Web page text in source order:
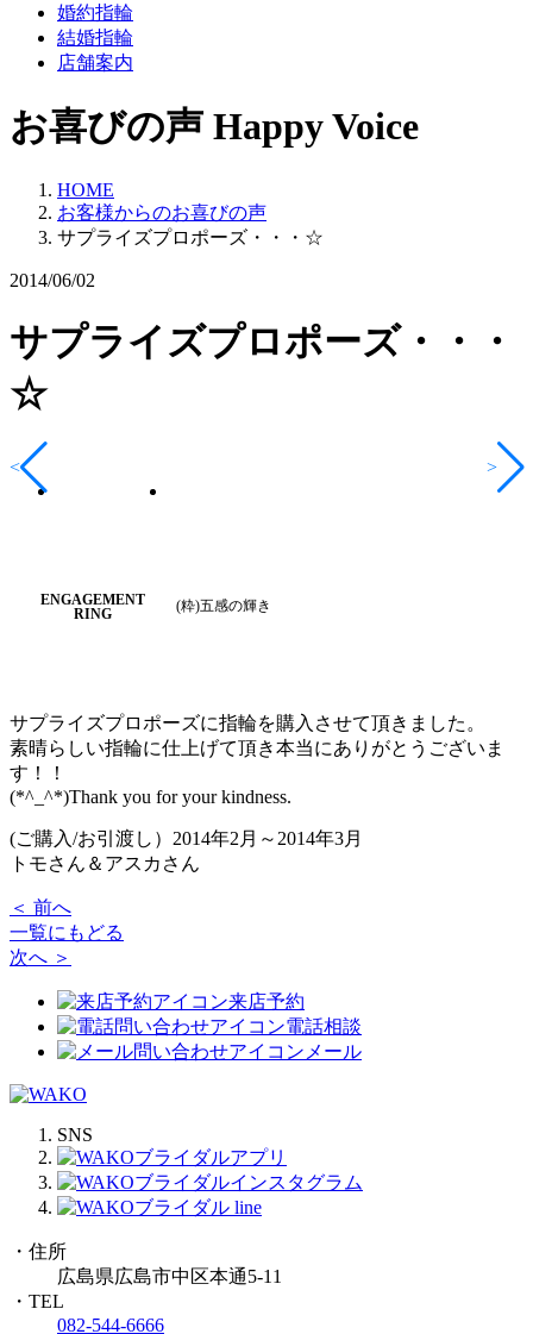
< >
婚約指輪
結婚指輪
店舗案内
お喜びの声 Happy Voice
HOME
お客様からのお喜びの声
サプライズプロポーズ・・・☆
2014/06/02
サプライズプロポーズ・・・
☆
ENGAGEMENT
RING
(粋)五感の輝き
サプライズプロポーズに指輪を購入させて頂きました。
素晴らしい指輪に仕上げて頂き本当にありがとうございま
す！！
(*^_^*)Thank you for your kindness.
(ご購入/お引渡し）2014年2月～2014年3月
トモさん＆アスカさん
＜ 前へ
一覧にもどる
次へ ＞
来店予約
電話相談
メール
SNS
・住所
広島県広島市中区本通5-11
・TEL
082-544-6666